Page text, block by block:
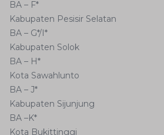
BA – F*
Kabupaten Pesisir Selatan
BA – G*/I*
Kabupaten Solok
BA – H*
Kota Sawahlunto
BA – J*
Kabupaten Sijunjung
BA –K*
Kota Bukittinggi